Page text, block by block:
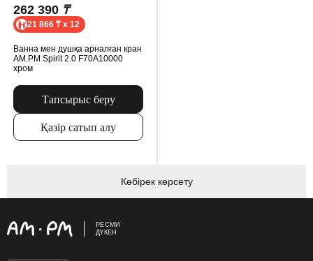
262 390 ₸
21 866 ₸ x 12
Ванна мен душқа арналған кран
AM.PM Spirit 2.0 F70A10000
хром
Тапсырыс беру
Қазір сатып алу
Көбірек көрсету
РЕСМИ
ДҮКЕН